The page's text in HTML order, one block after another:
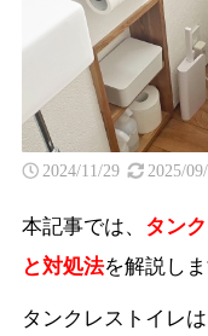
2024/11/29 2025/
本記事では、 タン
と対処法を解説しま
タンクレストイレ